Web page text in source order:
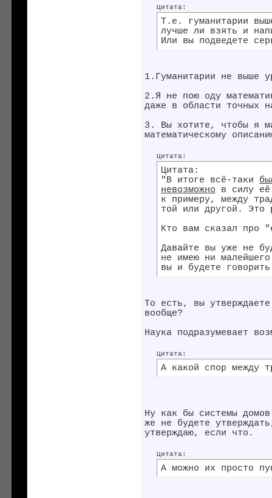
Цитата:
Т.е. гуманитарии
лучше ли взять и
Или вы подведете
1.Гуманитарии не выше
2.Я не пою оду
даже в области точных
3. Вы хотите, чтобы я
математическому
Цитата:
Цитата:
"В итоге всё-таки
невозможно в силу её
к примеру, между
той или другой. Это
Кто вам сказал про
Давайте вы уже не
не имею ни
вы и будете
То есть, вы
вообще?
Наука подразумевает
Цитата:
А какой спор между
Ну как бы системы
же не будете
утверждаю, если что.
Цитата:
А можно их просто